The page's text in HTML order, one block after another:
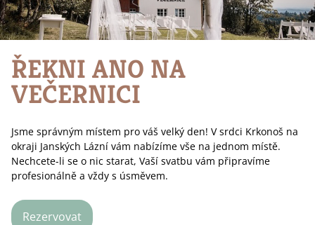
ŘEKNI ANO NA
VEČERNICI
Jsme správným místem pro váš velký den! V srdci Krkonoš na
okraji Janských Lázní vám nabízíme vše na jednom místě.
Nechcete-li se o nic starat, Vaší svatbu vám připravíme
profesionálně a vždy s úsměvem.
Rezervovat